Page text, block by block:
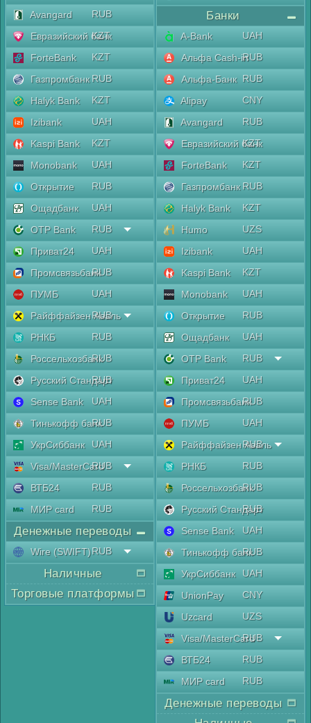
Avangard
RUB
Евразийский банк
KZT
ForteBank
KZT
Газпромбанк RUB
Halyk Bank
KZT
Izibank
UAH
Kaspi Bank
KZT
Monobank
UAH
Открытие
RUB
Ощадбанк
UAH
OTP Bank
RUB
Приват24
UAH
ПромсвязьбанкRUB
ПУМБ
UAH
Райффайзен Аваль
RUB
РНКБ
RUB
РоссельхозбанкRUB
Русский Стандарт
RUB
Sense Bank
UAH
Тинькофф банкRUB
УкрСиббанк
UAH
Visa/MasterCard
RUB
ВТБ24
RUB
МИР card
RUB
Денежные переводы
Wire (SWIFT)RUB
Наличные
Торговые платформы
Банки
A-Bank
UAH
Альфа Cash-inRUB
Альфа-Банк RUB
Alipay
CNY
Avangard
RUB
Евразийский банк
KZT
ForteBank
KZT
Газпромбанк RUB
Halyk Bank
KZT
Humo
UZS
Izibank
UAH
Kaspi Bank
KZT
Monobank
UAH
Открытие
RUB
Ощадбанк
UAH
OTP Bank
RUB
Приват24
UAH
ПромсвязьбанкRUB
ПУМБ
UAH
Райффайзен Аваль
RUB
РНКБ
RUB
РоссельхозбанкRUB
Русский Стандарт
RUB
Sense Bank
UAH
Тинькофф банкRUB
УкрСиббанк
UAH
UnionPay
CNY
Uzcard
UZS
Visa/MasterCard
RUB
ВТБ24
RUB
МИР card
RUB
Денежные переводы